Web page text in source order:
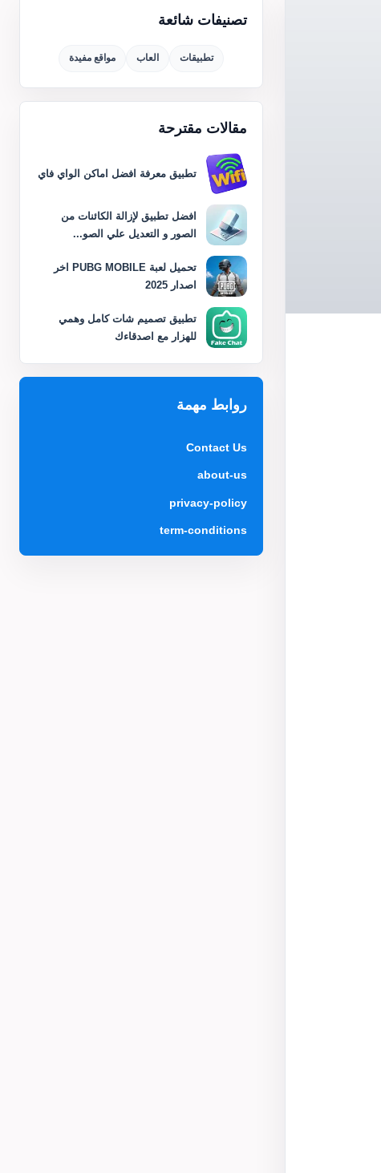
تصنيفات شائعة
تطبيقات العاب مواقع مفيدة
مقالات مقترحة
تطبيق معرفة افضل اماكن الواي فاي
افضل تطبيق لإزالة الكائنات من
الصور و التعديل علي الصو...
تحميل لعبة PUBG MOBILE اخر
اصدار 2025
تطبيق تصميم شات كامل وهمي
للهزار مع اصدقاءك
روابط مهمة
Contact Us
about-us
privacy-policy
term-conditions